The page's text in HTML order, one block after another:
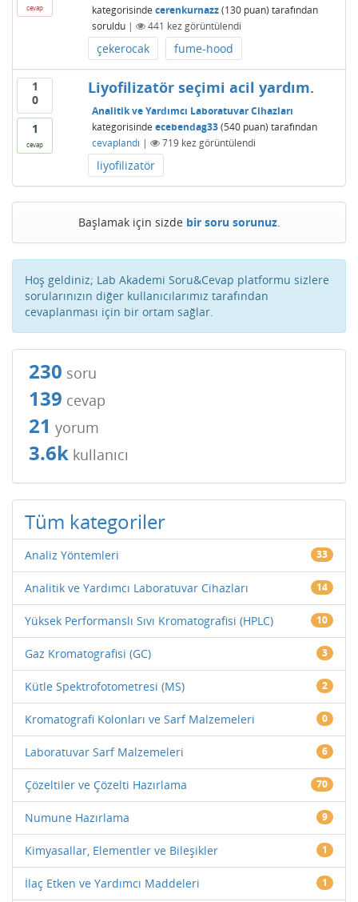
cevap
kategorisinde cerenkurnazz (130puan) tarafından
soruldu | 441 kez görüntülendi
çekerocak fume-hood
1
0
1
cevap
Liyofilizatör seçimi acil yardım.
Analitik ve Yardımcı Laboratuvar Cihazları
kategorisinde ecebendag33 (540puan) tarafından
cevaplandı | 719kez görüntülendi
liyofilizatör
Başlamak için sizde bir soru sorunuz.
Hoş geldiniz; Lab Akademi Soru&Cevap platformu sizlere
sorularınızın diğer kullanıcılarımız tarafından
cevaplanması için bir ortam sağlar.
230 soru
139 cevap
21 yorum
3.6k kullanıcı
Tüm kategoriler
Analiz Yöntemleri 33
Analitik ve Yardımcı Laboratuvar Cihazları 14
Yüksek Performanslı Sıvı Kromatografisi (HPLC) 10
Gaz Kromatografisi (GC) 3
Kütle Spektrofotometresi (MS) 2
Kromatografi Kolonları ve Sarf Malzemeleri 0
Laboratuvar Sarf Malzemeleri 6
Çözeltiler ve Çözelti Hazırlama 70
Numune Hazırlama 9
Kimyasallar, Elementler ve Bileşikler 1
İlaç Etken ve Yardımcı Maddeleri 1